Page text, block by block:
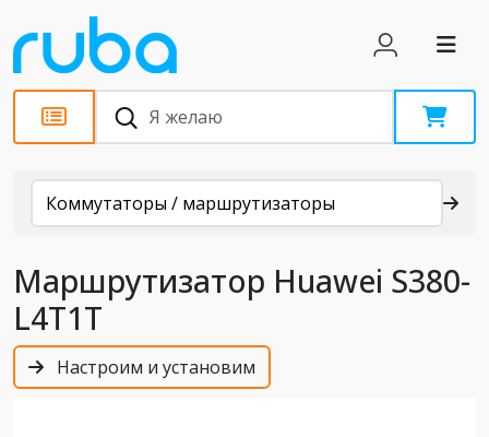
Каталог
Коммутаторы / маршрутизаторы
Маршрутизатор Huawei S380-
L4T1T
Настроим и установим